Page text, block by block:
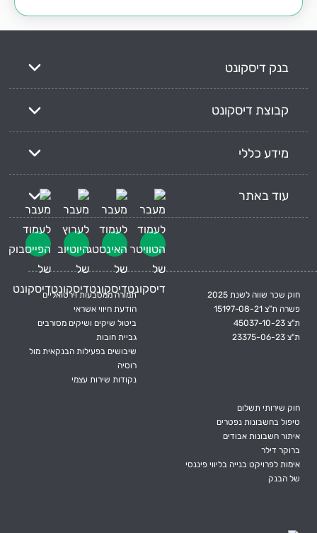
בנק דיסקונט
קבוצת דיסקונט
מידע כללי
עוד באתר
חוק שכר שווה לשנת 2025
פשרה ת"צ 15197-08-21
ת"צ 45037-10-23
ת"צ 23375-06-23
תמורה ממטבעות וירטואליים
הודעת חיווי אשראי
ביטול שיקים ושיקים מסורבים
גביית חובות
שיבושים בפעילות הבנקאית מול
רוסיה
נקודות שירות עצמי
חוק שירותי תשלום
טיפול בחשבונות נפטרים
איתור חשבונות אבודים
ברוקר דילר
אימות לפרויקט בנייה בליווי פיננסי
של הבנק